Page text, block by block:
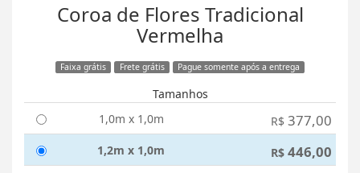
Coroa de Flores Tradicional
Vermelha
Faixa grátis Frete grátis Pague somente após a entrega
Tamanhos
1,0m x 1,0m
R$ 377,00
1,2m x 1,0m R$ 446,00